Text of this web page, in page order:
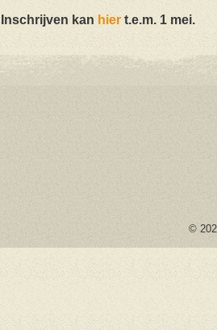
Inschrijven kan hier t.e.m. 1 mei.
©